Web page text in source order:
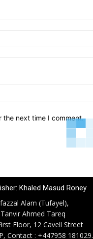
the next time I comment.
Khaled Masud Roney
Alam (Tufayel),
Tanvir Ahmed Tareq
Floor, 12 Cavell Street
Contact : +447958 181029.